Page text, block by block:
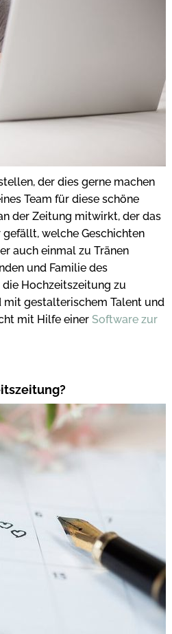
der dies gerne machen
Team für diese schöne
der Zeitung mitwirkt, der das
welche Geschichten
auch einmal zu Tränen
und Familie des
Hochzeitszeitung zu
mit gestalterischem Talent und
mit Hilfe einer Software zur